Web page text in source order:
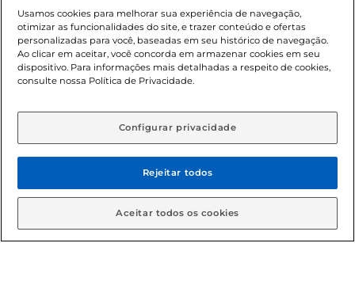
o e-commerce e válidos durante o dia de hoje, podendo
sofrer alterações sem prévia notificação. Proibida a venda
de bebidas alcoólicas para menores de 18 anos, conforme
Lei n.º 8069/90, art. 81, inciso II (Estatuto da Criança e do
Adolescente). Preços e condições exclusivos para o
aviso prévio. O valor mínimo para as compras on-line é de
© 2026 Copyright. Todos os direitos
reservados Gbarbosa.
Usamos cookies para melhorar sua experiência de navegação,
otimizar as funcionalidades do site, e trazer conteúdo e ofertas
personalizadas para você, baseadas em seu histórico de navegação.
Ao clicar em aceitar, você concorda em armazenar cookies em seu
dispositivo. Para informações mais detalhadas a respeito de cookies,
consulte nossa Política de Privacidade.
Configurar privacidade
Rejeitar todos
Aceitar todos os cookies